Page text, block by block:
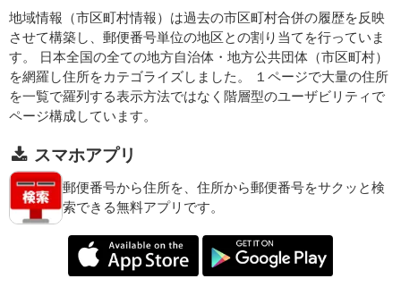
地域情報（市区町村情報）は過去の市区町村合併の履歴を反映
させて構築し、郵便番号単位の地区との割り当てを行っていま
す。 日本全国の全ての地方自治体・地方公共団体（市区町村）
を網羅し住所をカテゴライズしました。 １ページで大量の住所
を一覧で羅列する表示方法ではなく階層型のユーザビリティで
ページ構成しています。
スマホアプリ
郵便番号から住所を、住所から郵便番号をサクッと検
索できる無料アプリです。